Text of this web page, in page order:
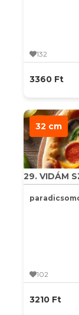
132
3360 Ft
32 cm
29. VIDÁM
102
3210 Ft